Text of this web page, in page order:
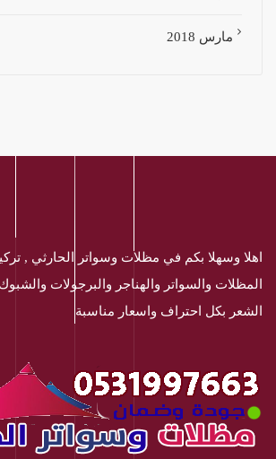
مارس 2018
اهلا وسهلا بكم في مظلات وسواتر الحارثي ,
المظلات والسواتر والهناجر والبرجولات
الشعر بكل احتراف واسعار مناسبة